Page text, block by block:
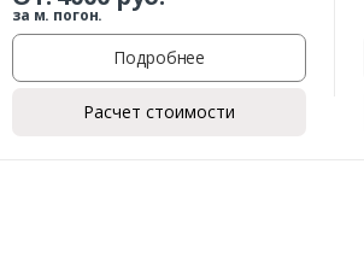
за м. погон.
Подробнее
Расчет стоимости